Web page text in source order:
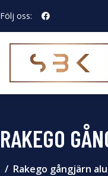
Följ oss:
RAKEGO
Rakego gångjärn